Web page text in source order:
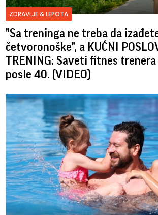
ZDRAVLJE & LEPOTA
"Sa treninga ne treba da
četvoronoške", a KUĆNI
TRENING: Saveti fitnes trenera
posle 40. (VIDEO)